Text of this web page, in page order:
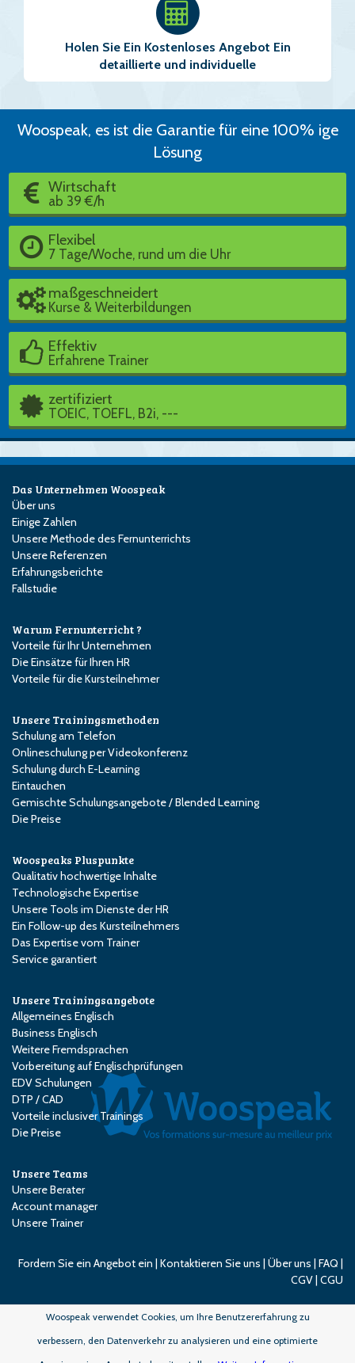
Holen Sie Ein Kostenloses Angebot Ein
detaillierte und individuelle
Woospeak, es ist die Garantie für eine 100% ige
Lösung
Wirtschaft
ab 39 €/h
Flexibel
7 Tage/Woche, rund um die Uhr
maßgeschneidert
Kurse & Weiterbildungen
Effektiv
Erfahrene Trainer
zertifiziert
TOEIC, TOEFL, B2i, ---
Das Unternehmen Woospeak
Über uns
Einige Zahlen
Unsere Methode des Fernunterrichts
Unsere Referenzen
Erfahrungsberichte
Fallstudie
Warum Fernunterricht ?
Vorteile für Ihr Unternehmen
Die Einsätze für Ihren HR
Vorteile für die Kursteilnehmer
Unsere Trainingsmethoden
Schulung am Telefon
Onlineschulung per Videokonferenz
Schulung durch E-Learning
Eintauchen
Gemischte Schulungsangebote / Blended Learning
Die Preise
Woospeaks Pluspunkte
Qualitativ hochwertige Inhalte
Technologische Expertise
Unsere Tools im Dienste der HR
Ein Follow-up des Kursteilnehmers
Das Expertise vom Trainer
Service garantiert
Unsere Trainingsangebote
Allgemeines Englisch
Business Englisch
Weitere Fremdsprachen
Vorbereitung auf Englischprüfungen
EDV Schulungen
DTP / CAD
Vorteile inclusiver Trainings
Die Preise
Unsere Teams
Unsere Berater
Account manager
Unsere Trainer
Fordern Sie ein Angebot ein | Kontaktieren Sie uns | Über uns | FAQ |
CGV| CGU
Woospeak verwendet Cookies, um Ihre Benutzererfahrung zu
verbessern, den Datenverkehr zu analysieren und eine optimierte